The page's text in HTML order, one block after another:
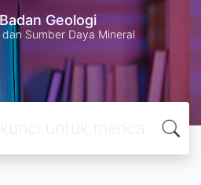
Geologi
Sumber Daya Mineral